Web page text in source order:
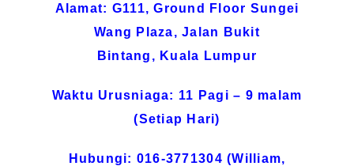
Alamat: G111, Ground Floor Sungei
Wang Plaza, Jalan Bukit
Bintang, Kuala Lumpur
Waktu Urusniaga: 11 Pagi – 9 malam
(Setiap Hari)
Hubungi: 016-3771304 (William,